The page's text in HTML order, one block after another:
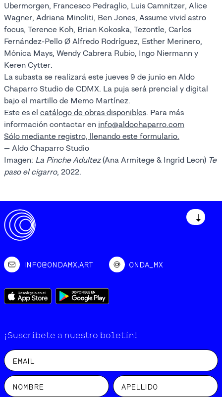
Ubermorgen, Francesco Pedraglio, Luis Camnitzer, Alice
Wagner, Adriana Minoliti, Ben Jones, Assume vivid astro
focus, Terence Koh, Brian Kokoska, Tezontle, Carlos
Fernández-Pello Ø Alfredo Rodríguez, Esther Merinero,
Mónica Mays, Wendy Cabrera Rubio, Ingo Niermann y
Keren Cytter.
La subasta se realizará este jueves 9 de junio en Aldo
Chaparro Studio de CDMX. La puja será prencial y digital
bajo el martillo de Memo Martínez.
Este es el catálogo de obras disponibles. Para más
información contactar en info@aldochaparro.com
Sólo mediante registro, llenando este formulario.
— Aldo Chaparro Studio
Imagen: La Pinche Adultez(Ana Armitege & Ingrid Leon) Te
paso el cigarro, 2022.
↓
INFO@ONDAMX.ART ONDA_MX
¡Suscríbete a nuestro boletín!